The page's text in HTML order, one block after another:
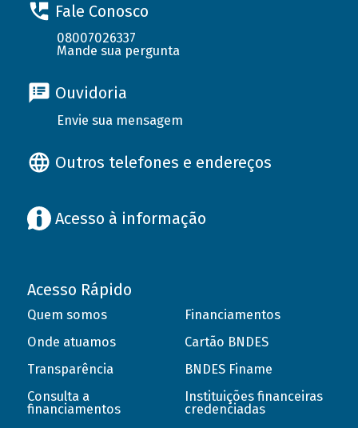
Fale Conosco
08007026337
Mande sua pergunta
Ouvidoria
Envie sua mensagem
Outros telefones e endereços
Acesso à informação
Acesso Rápido
Quem somos
Onde atuamos
Transparência
Consulta a
financiamentos
Financiamentos
Cartão BNDES
BNDES Finame
Instituições financeiras
credenciadas